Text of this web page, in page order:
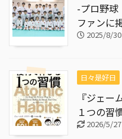
-プロ野
ファンに
2025/8/30
日々是好日
『ジェー
１つの習
2026/5/27